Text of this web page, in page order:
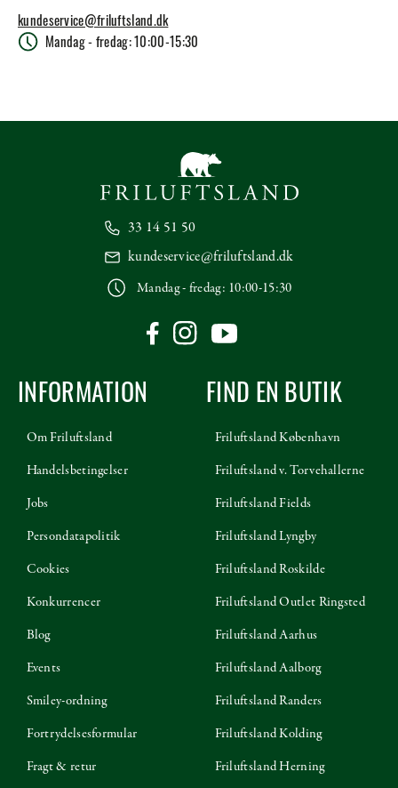
kundeservice@friluftsland.dk
Mandag - fredag: 10:00-15:30
33 14 51 50
kundeservice@friluftsland.dk
Mandag - fredag: 10:00-15:30
INFORMATION
Om Friluftsland
Handelsbetingelser
Jobs
Persondatapolitik
Cookies
Konkurrencer
Blog
Events
Smiley-ordning
Fortrydelsesformular
Fragt & retur
FIND EN BUTIK
Friluftsland København
Friluftsland v. Torvehallerne
Friluftsland Fields
Friluftsland Lyngby
Friluftsland Roskilde
Friluftsland Outlet Ringsted
Friluftsland Aarhus
Friluftsland Aalborg
Friluftsland Randers
Friluftsland Kolding
Friluftsland Herning